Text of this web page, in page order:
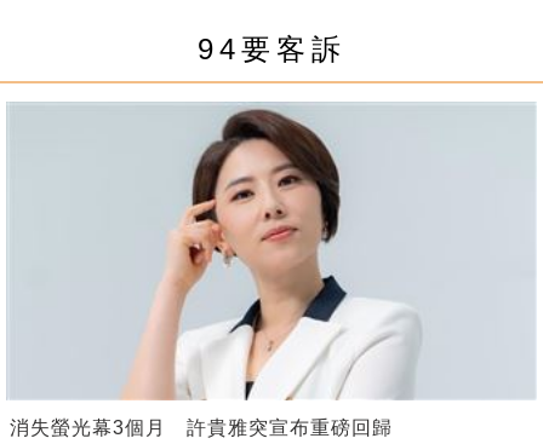
94要客訴
消失螢光幕3個月 許貴雅突宣布重磅回歸